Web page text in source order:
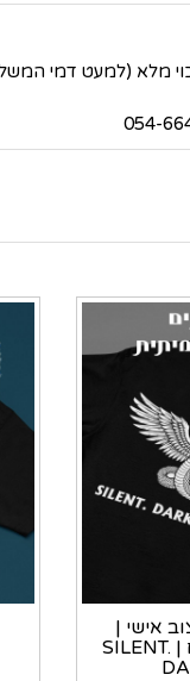
אישי |
לוחמי חטיבת הצנחנים | SILENT.